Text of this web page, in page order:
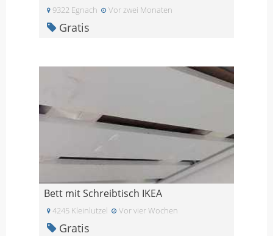
9322 Egnach Vor zwei Monaten
Gratis
Bett mit Schreibtisch IKEA
4245 Kleinlutzel Vor vier Wochen
Gratis